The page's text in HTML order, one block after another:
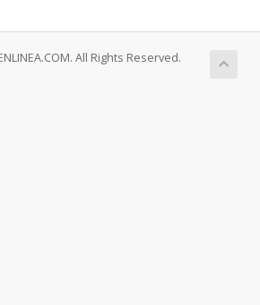
All Rights Reserved.